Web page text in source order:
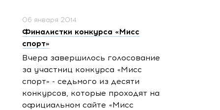
06 января 2014
Финалистки конкурса «Мисс
спорт»
Вчера завершилось голосование
за участниц конкурса «Мисс
спорт» - седьмого из десяти
конкурсов, которые проходят на
официальном сайте «Мисс